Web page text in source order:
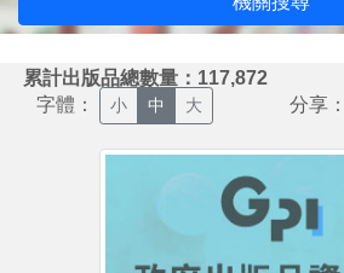
累計出版品總數量：117,872
字體： 小 中 大 分享：